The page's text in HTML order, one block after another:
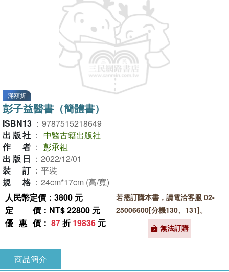
滿額折
彭子益醫書（簡體書）
ISBN13 ： 9787515218649
出版社 ： 中醫古籍出版社
作者 ： 彭承祖
出版日 ： 2022/12/01
裝訂 ： 平裝
規格 ： 24cm*17cm (高/寬)
人民幣定價：3800 元
定價 ：NT$ 22800 元
優惠價 ： 87折19836 元
若需訂購本書，請電洽客服 02-
25006600[分機130、131]。
無法訂購
商品簡介